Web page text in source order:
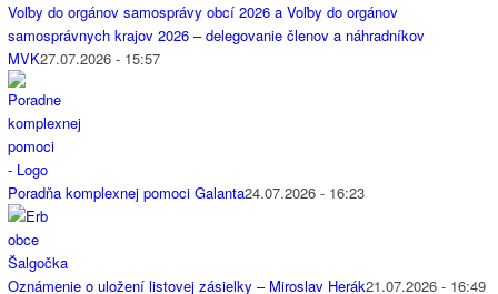
Voľby do orgánov samosprávy obcí 2026 a Voľby do orgánov
samosprávnych krajov 2026 – delegovanie členov a náhradníkov
MVK27.07.2026 - 15:57
Poradňa komplexnej pomoci Galanta24.07.2026 - 16:23
Oznámenie o uložení listovej zásielky – Miroslav Herák21.07.2026 - 16:49